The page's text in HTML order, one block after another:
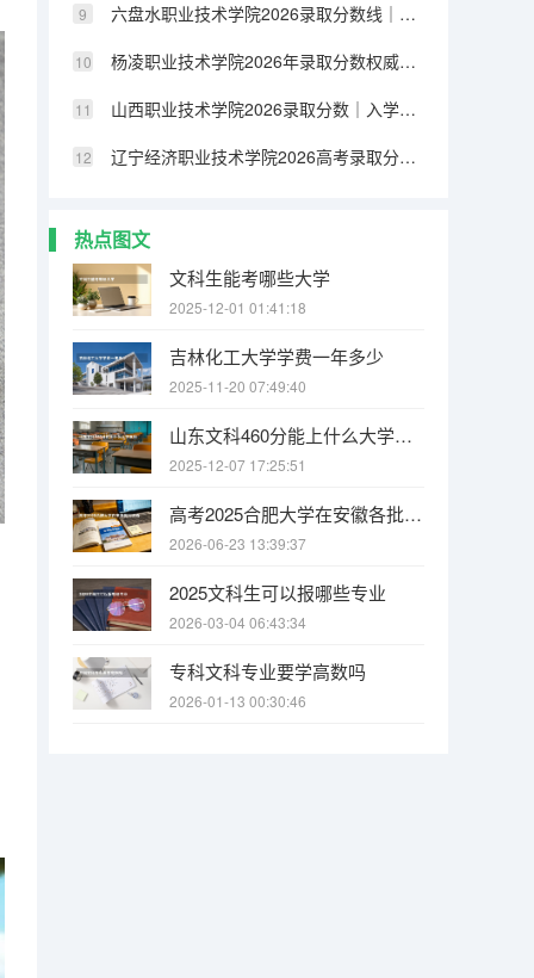
六盘水职业技术学院2026录取分数线｜入学流程与生活条件FAQ
杨凌职业技术学院2026年录取分数权威发布！报到+费用全解析
山西职业技术学院2026录取分数｜入学流程与手续办理详解
辽宁经济职业技术学院2026高考录取分数｜新生入学与就业分析
热点图文
文科生能考哪些大学
2025-12-01 01:41:18
吉林化工大学学费一年多少
2025-11-20 07:49:40
山东文科460分能上什么大学本科
2025-12-07 17:25:51
高考2025合肥大学在安徽各批次选科要求（2026参考）
2026-06-23 13:39:37
2025文科生可以报哪些专业
2026-03-04 06:43:34
专科文科专业要学高数吗
2026-01-13 00:30:46